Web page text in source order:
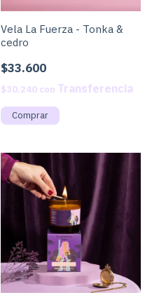
Vela La Fuerza - Tonka &
cedro
$33.600
$30.240 con